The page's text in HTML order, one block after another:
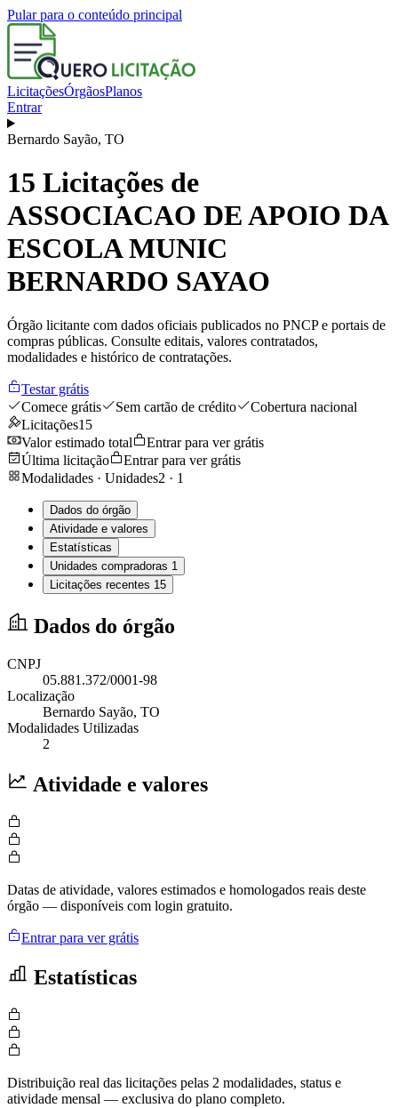
Pular para o conteúdo principal
LicitaçõesÓrgãosPlanos
Entrar
Bernardo Sayão, TO
15 Licitações de
ASSOCIACAO DE APOIO DA
ESCOLA MUNIC
BERNARDO SAYAO
Órgão licitante com dados oficiais publicados no PNCP e portais de
compras públicas. Consulte editais, valores contratados,
modalidades e histórico de contratações.
Testar grátis
Comece grátis
Sem cartão de crédito
Cobertura nacional
Licitações15
Valor estimado total
Entrar para ver grátis
Última licitação
Entrar para ver grátis
Modalidades · Unidades2 · 1
Dados do órgão
Atividade e valores
Estatísticas
Unidades compradoras 1
Licitações recentes 15
Dados do órgão
CNPJ
05.881.372/0001-98
Localização
Bernardo Sayão, TO
Modalidades Utilizadas
2
Atividade e valores
Datas de atividade, valores estimados e homologados reais deste
órgão — disponíveis com login gratuito.
Entrar para ver grátis
Estatísticas
Distribuição real das licitações pelas 2 modalidades, status e
atividade mensal — exclusiva do plano completo.